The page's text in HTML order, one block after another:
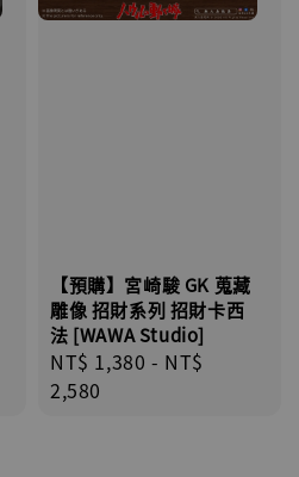
【預購】宮崎駿 GK 蒐藏
雕像 招財系列 招財卡西
法 [WAWA Studio]
Regular
price
NT$ 1,380 - NT$
2,580